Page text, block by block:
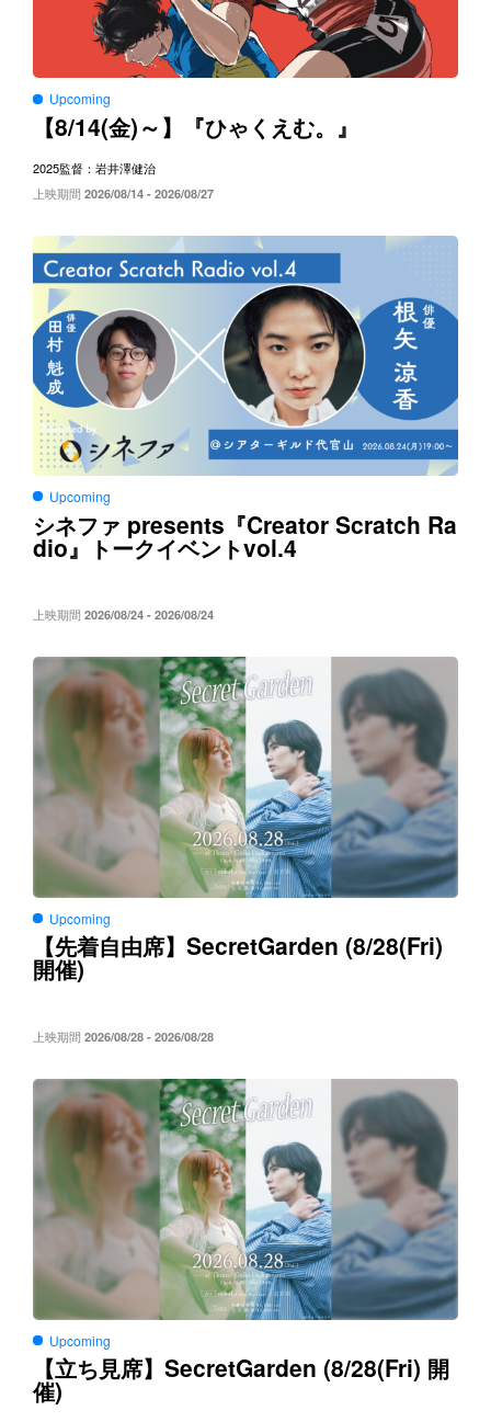
Upcoming
【8/14(金)～】『ひゃくえむ。』
2025監督：岩井澤健治
上映期間 2026/08/14 - 2026/08/27
Upcoming
シネファ presents 『Creator Scratch Ra
dio』トークイベントvol.4
上映期間 2026/08/24 - 2026/08/24
Upcoming
【先着自由席】 SecretGarden (8/28(Fri)
開催)
上映期間 2026/08/28 - 2026/08/28
Upcoming
【立ち見席】 SecretGarden (8/28(Fri) 開
催)